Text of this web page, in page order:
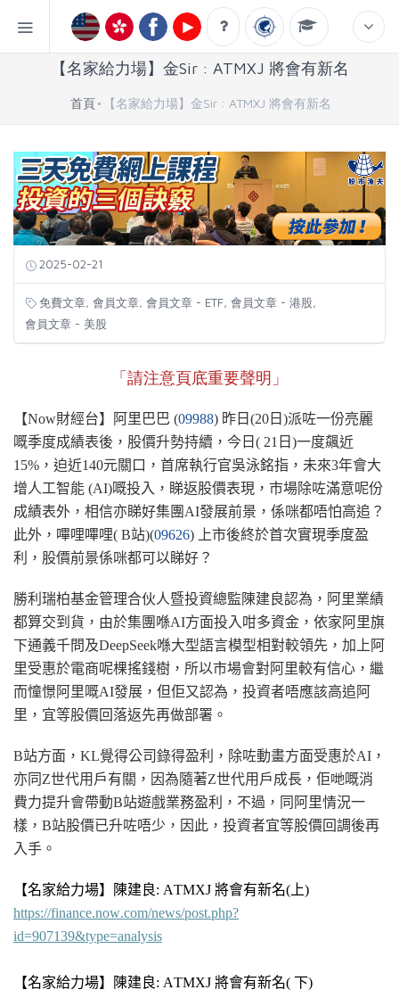
【名家給力場】金Sir : ATMXJ 將會有新名
首頁 【名家給力場】金Sir : ATMXJ 將會有新名
2025-02-21
免費文章 會員文章 會員文章 - ETF 會員文章 - 港股
會員文章 - 美股
「請注意頁底重要聲明」
【Now財經台】阿里巴巴 (09988) 昨日(20日)派咗一份亮麗
嘅季度成績表後，股價升勢持續，今日( 21日)一度飆近
15%，迫近140元關口，首席執行官吳泳銘指，未來3年會大
增人工智能 (AI)嘅投入，睇返股價表現，市場除咗滿意呢份
成績表外，相信亦睇好集團AI發展前景，係咪都唔怕高追？
此外，嗶哩嗶哩( B站)(09626) 上市後終於首次實現季度盈
利，股價前景係咪都可以睇好？
勝利瑞柏基金管理合伙人暨投資總監陳建良認為，阿里業績
都算交到貨，由於集團喺AI方面投入咁多資金，依家阿里旗
下通義千問及DeepSeek喺大型語言模型相對較領先，加上阿
里受惠於電商呢棵搖錢樹，所以市場會對阿里較有信心，繼
而憧憬阿里嘅AI發展，但佢又認為，投資者唔應該高追阿
里，宜等股價回落返先再做部署。
B站方面，KL覺得公司錄得盈利，除咗動畫方面受惠於AI，
亦同Z世代用戶有關，因為隨著Z世代用戶成長，佢哋嘅消
費力提升會帶動B站遊戲業務盈利，不過，同阿里情況一
樣，B站股價已升咗唔少，因此，投資者宜等股價回調後再
入手。
【名家給力場】陳建良: ATMXJ 將會有新名(上)
https://finance.now.com/news/post.php?
id=907139&type=analysis
【名家給力場】陳建良: ATMXJ 將會有新名( 下)